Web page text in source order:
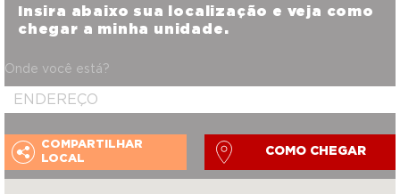
Insira abaixo sua localização e veja como
chegar a minha unidade.
Onde você está?
COMPARTILHAR
LOCAL
COMO CHEGAR